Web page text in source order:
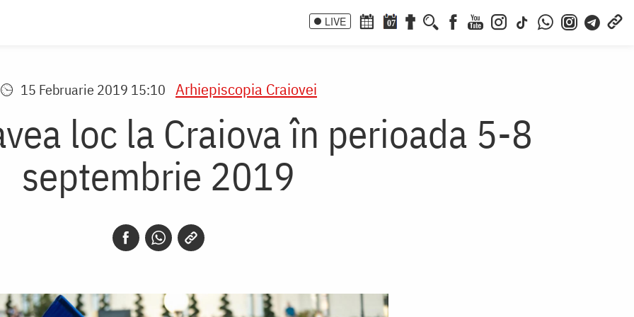
LIVE 07
15 Februarie 2019 15:10 Arhiepiscopia Craiovei
loc la Craiova în perioada 5-8
septembrie 2019